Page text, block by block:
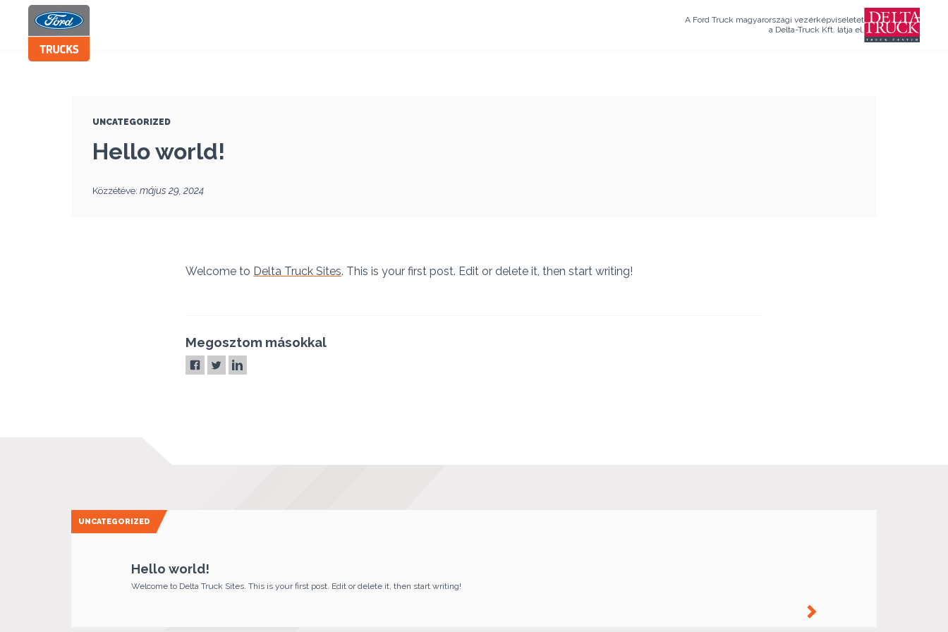
A Ford Truck magyarországi vezérképviseletet
a Delta-Truck Kft. látja el.
UNCATEGORIZED
Hello world!
Közzétéve:május 29, 2024
Welcome to Delta Truck Sites. This is your first post. Edit or delete it, then start writing!
Megosztom másokkal
UNCATEGORIZED
Hello world!
Welcome to Delta Truck Sites. This is your first post. Edit or delete it, then start writing!